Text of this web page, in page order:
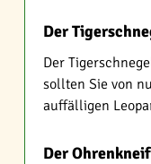
Der
Der
sollten Sie von
auffälligen
Der